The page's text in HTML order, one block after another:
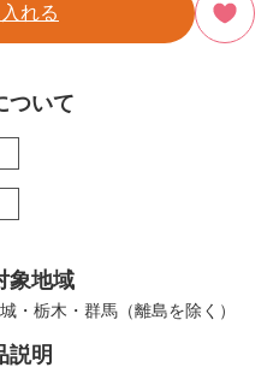
れる
ついて
象地域
・栃木・群馬（離島を除く）
説明